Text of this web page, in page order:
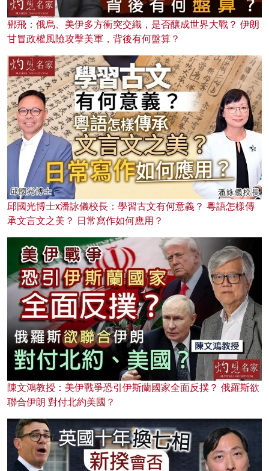
鄧飛：俄烏、美伊多方衝突交織，是否釀成世界大戰？ 伊朗
甘冒政權風險攻擊美軍，背後有何盤算？
邱國光博士x潘詠儀校長：學習古文有何意義？ 粵語怎樣傳
承文言文之美？ 日常寫作如何應用？
陳文鴻教授：美伊戰爭恐引伊斯蘭國家全面反撲？ 俄羅斯欲
聯合伊朗 對付北約美國？